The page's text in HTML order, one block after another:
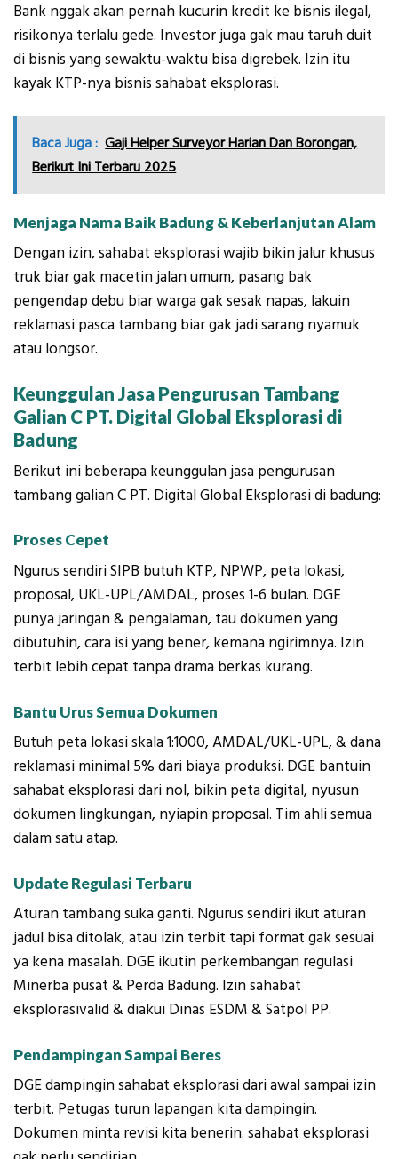
Bank nggak akan pernah kucurin kredit ke bisnis ilegal,
risikonya terlalu gede. Investor juga gak mau taruh duit
di bisnis yang sewaktu-waktu bisa digrebek. Izin itu
kayak KTP-nya bisnis sahabat eksplorasi.
Baca Juga : Gaji Helper Surveyor Harian Dan Borongan,
Berikut Ini Terbaru 2025
Menjaga Nama Baik Badung & Keberlanjutan Alam
Dengan izin, sahabat eksplorasi wajib bikin jalur khusus
truk biar gak macetin jalan umum, pasang bak
pengendap debu biar warga gak sesak napas, lakuin
reklamasi pasca tambang biar gak jadi sarang nyamuk
atau longsor.
Keunggulan Jasa Pengurusan Tambang
Galian C PT. Digital Global Eksplorasi di
Badung
Berikut ini beberapa keunggulan jasa pengurusan
tambang galian C PT. Digital Global Eksplorasi di badung:
Proses Cepet
Ngurus sendiri SIPB butuh KTP, NPWP, peta lokasi,
proposal, UKL-UPL/AMDAL, proses 1-6 bulan. DGE
punya jaringan & pengalaman, tau dokumen yang
dibutuhin, cara isi yang bener, kemana ngirimnya. Izin
terbit lebih cepat tanpa drama berkas kurang.
Bantu Urus Semua Dokumen
Butuh peta lokasi skala 1:1000, AMDAL/UKL-UPL, & dana
reklamasi minimal 5% dari biaya produksi. DGE bantuin
sahabat eksplorasi dari nol, bikin peta digital, nyusun
dokumen lingkungan, nyiapin proposal. Tim ahli semua
dalam satu atap.
Update Regulasi Terbaru
Aturan tambang suka ganti. Ngurus sendiri ikut aturan
jadul bisa ditolak, atau izin terbit tapi format gak sesuai
ya kena masalah. DGE ikutin perkembangan regulasi
Minerba pusat & Perda Badung. Izin sahabat
eksplorasivalid & diakui Dinas ESDM & Satpol PP.
Pendampingan Sampai Beres
DGE dampingin sahabat eksplorasi dari awal sampai izin
terbit. Petugas turun lapangan kita dampingin.
Dokumen minta revisi kita benerin. sahabat eksplorasi